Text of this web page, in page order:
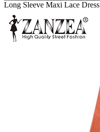
Long Sleeve Maxi Lace Dress